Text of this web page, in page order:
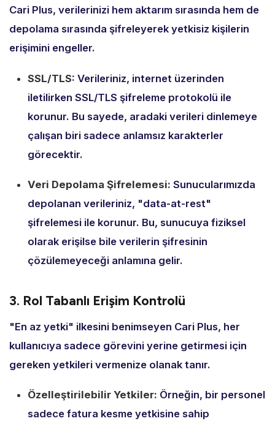
Cari Plus, verilerinizi hem aktarım sırasında hem de
depolama sırasında şifreleyerek yetkisiz kişilerin
erişimini engeller.
SSL/TLS: Verileriniz, internet üzerinden
iletilirken SSL/TLS şifreleme protokolü ile
korunur. Bu sayede, aradaki verileri dinlemeye
çalışan biri sadece anlamsız karakterler
görecektir.
Veri Depolama Şifrelemesi: Sunucularımızda
depolanan verileriniz, "data-at-rest"
şifrelemesi ile korunur. Bu, sunucuya fiziksel
olarak erişilse bile verilerin şifresinin
çözülemeyeceği anlamına gelir.
3. Rol Tabanlı Erişim Kontrolü
"En az yetki" ilkesini benimseyen Cari Plus, her
kullanıcıya sadece görevini yerine getirmesi için
gereken yetkileri vermenize olanak tanır.
Özelleştirilebilir Yetkiler: Örneğin, bir personel
sadece fatura kesme yetkisine sahip